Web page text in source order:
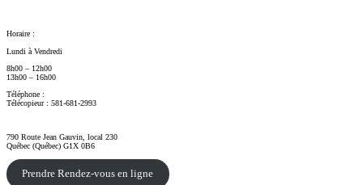
Horaire :
Lundi à Vendredi
8h00 – 12h00
13h00 – 16h00
Téléphone :
Télécopieur : 581-681-2993
790 Route Jean Gauvin, local 230
Québec (Québec) G1X 0B6
Prendre Rendez-vous en ligne